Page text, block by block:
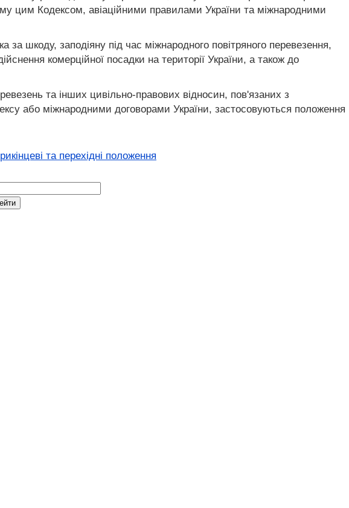
цим Кодексом, авіаційними правилами України та міжнародними
шкоду, заподіяну під час міжнародного повітряного перевезення,
комерційної посадки на території України, а також до
та інших цивільно-правових відносин, пов'язаних з
або міжнародними договорами України, застосовуються положення
та перехідні положення